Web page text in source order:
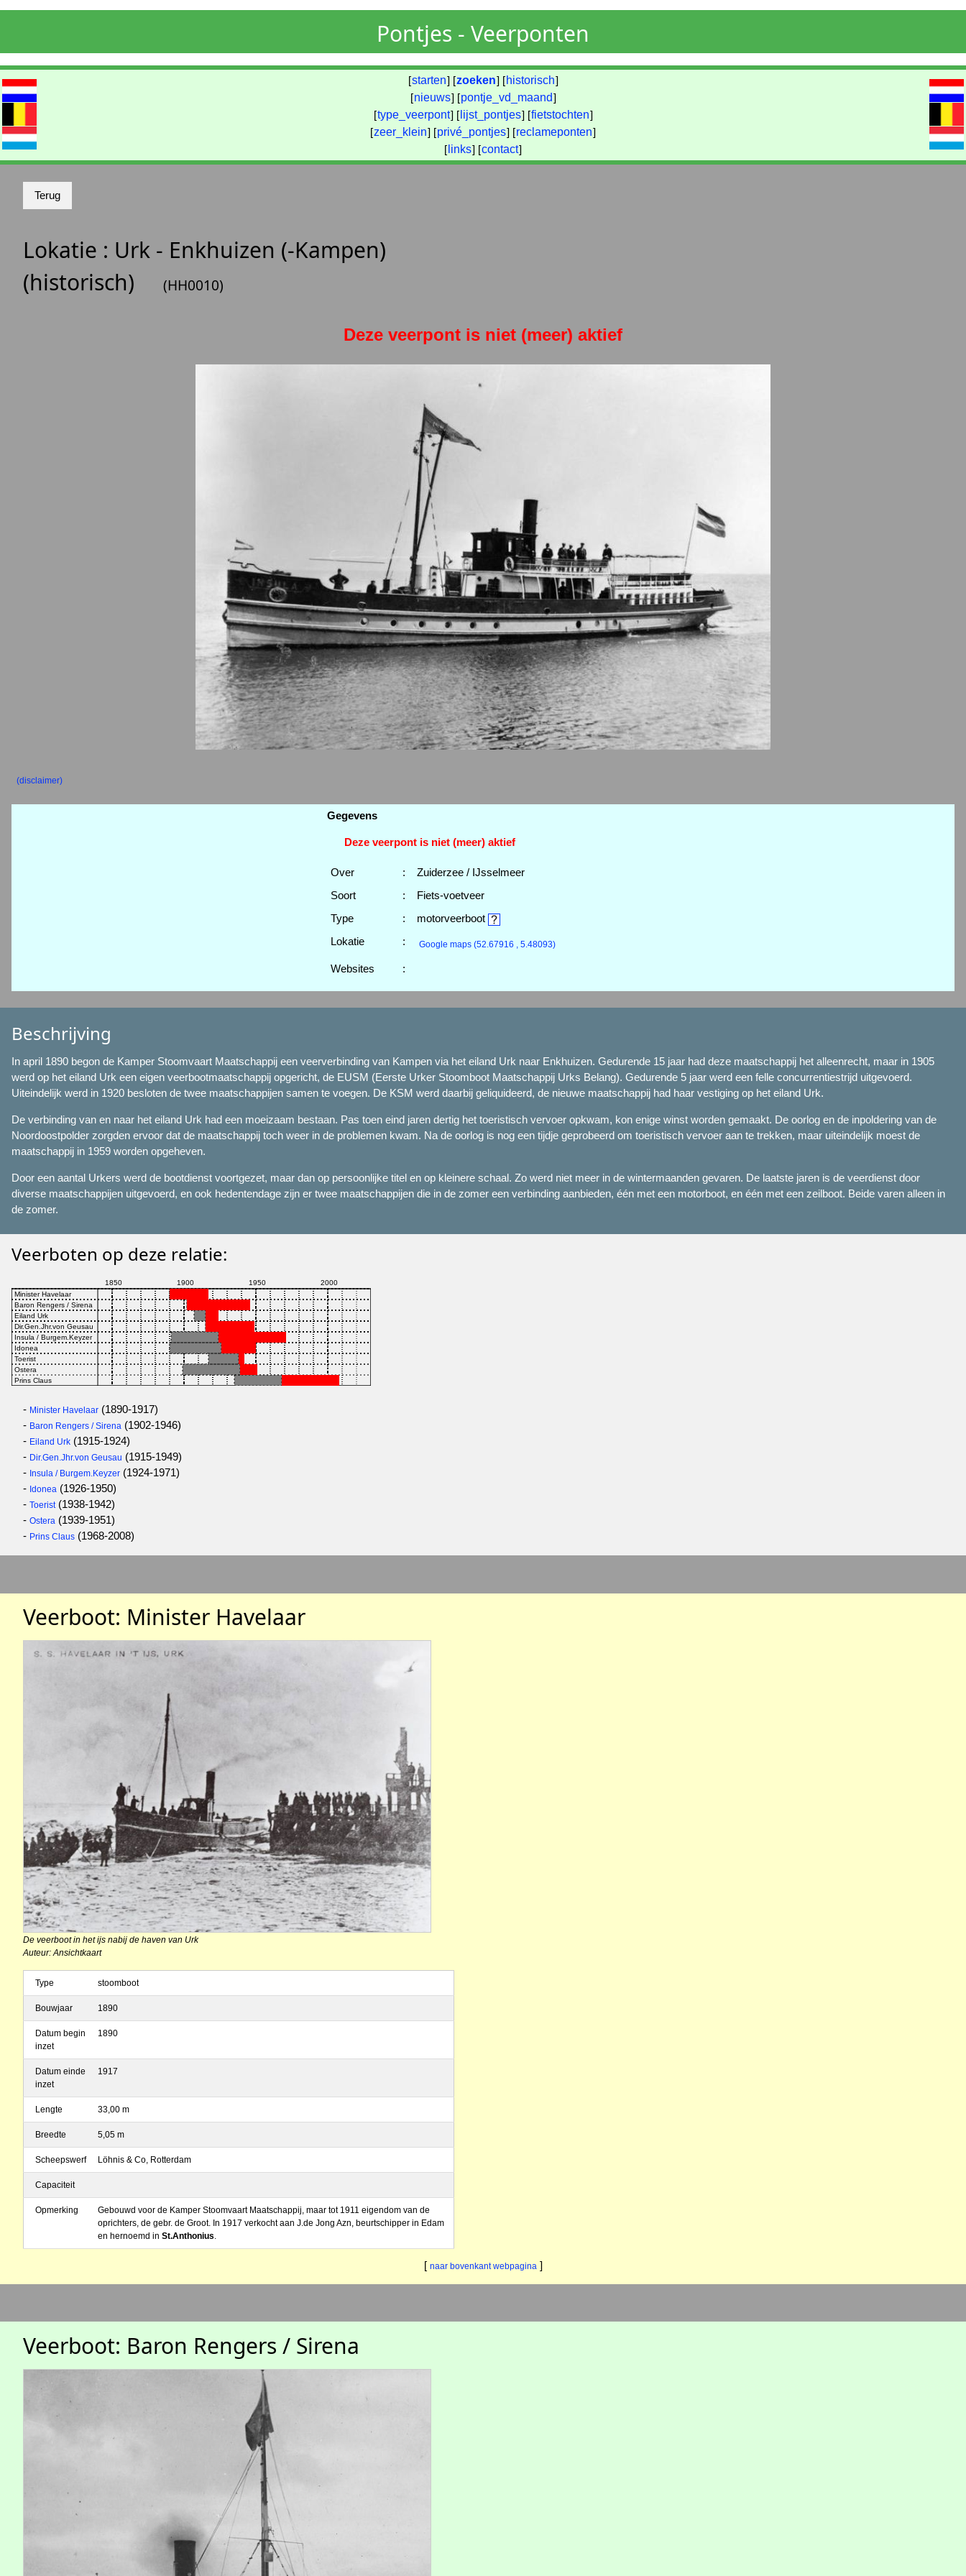
Pontjes - Veerponten
[starten] [zoeken] [ historisch]
[nieuws] [pontje_vd_maand]
[type_veerpont] [ lijst_pontjes] [fietstochten]
[zeer_klein] [privé_pontjes] [reclameponten]
[ links] [contact]
Lokatie : Urk - Enkhuizen (-Kampen)
(historisch)
(HH0010)
Deze veerpont is niet (meer) aktief
(disclaimer)
Gegevens
Deze veerpont is niet (meer) aktief
Over :
Zuiderzee / IJsselmeer
Soort
:
Fiets-voetveer
Type
:
motorveerboot
Lokatie
: Google maps (52.67916 , 5.48093)
Websites :
Beschrijving
In april 1890 begon de Kamper Stoomvaart Maatschappij een veerverbinding van Kampen via het eiland Urk naar Enkhuizen. Gedurende 15 jaar had deze maatschappij het alleenrecht, maar in 1905
werd op het eiland Urk een eigen veerbootmaatschappij opgericht, de EUSM (Eerste Urker Stoomboot Maatschappij Urks Belang). Gedurende 5 jaar werd een felle concurrentiestrijd uitgevoerd.
Uiteindelijk werd in 1920 besloten de twee maatschappijen samen te voegen. De KSM werd daarbij geliquideerd, de nieuwe maatschappij had haar vestiging op het eiland Urk.
De verbinding van en naar het eiland Urk had een moeizaam bestaan. Pas toen eind jaren dertig het toeristisch vervoer opkwam, kon enige winst worden gemaakt. De oorlog en de inpoldering van de
Noordoostpolder zorgden ervoor dat de maatschappij toch weer in de problemen kwam. Na de oorlog is nog een tijdje geprobeerd om toeristisch vervoer aan te trekken, maar uiteindelijk moest de
maatschappij in 1959 worden opgeheven.
Door een aantal Urkers werd de bootdienst voortgezet, maar dan op persoonlijke titel en op kleinere schaal. Zo werd niet meer in de wintermaanden gevaren. De laatste jaren is de veerdienst door
diverse maatschappijen uitgevoerd, en ook hedentendage zijn er twee maatschappijen die in de zomer een verbinding aanbieden, één met een motorboot, en één met een zeilboot. Beide varen alleen in
de zomer.
Veerboten op deze relatie:
- Minister Havelaar (1890-1917)
- Baron Rengers / Sirena (1902-1946)
- Eiland Urk (1915-1924)
- Dir.Gen.Jhr.von Geusau (1915-1949)
- Insula / Burgem.Keyzer (1924-1971)
- Idonea (1926-1950)
- Toerist(1938-1942)
- Ostera (1939-1951)
- Prins Claus (1968-2008)
Veerboot: Minister Havelaar
De veerboot in het ijs nabij de haven van Urk
Auteur: Ansichtkaart
Type stoomboot
Bouwjaar 1890
Datum begin
inzet
1890
Datum einde
inzet
1917
Lengte 33,00 m
Breedte 5,05 m
Scheepswerf Löhnis & Co, Rotterdam
Capaciteit
Opmerking
Gebouwd voor de Kamper Stoomvaart Maatschappij, maar tot 1911 eigendom van de
oprichters, de gebr. de Groot. In 1917 verkocht aan J.de Jong Azn, beurtschipper in Edam
en hernoemd in St.Anthonius
[ naar bovenkant webpagina ]
Veerboot: Baron Rengers / Sirena